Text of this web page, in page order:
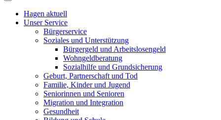
Hagen aktuell
Unser Service
Bürgerservice
Soziales und Unterstützung
Bürgergeld und Arbeitslosengeld
Wohngeldberatung
Sozialhilfe und Grundsicherung
Geburt, Partnerschaft und Tod
Familie, Kinder und Jugend
Seniorinnen und Senioren
Migration und Integration
Gesundheit